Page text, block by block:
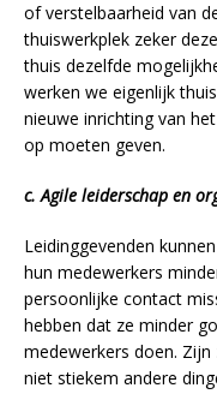
of verstelbaarheid van
thuiswerkplek zeker
thuis dezelfde
werken we eigenlijk
nieuwe inrichting van
op moeten geven.
c. Agile leiderschap en
Leidinggevenden
hun medewerkers
persoonlijke contact
hebben dat ze minder
medewerkers doen.
niet stiekem andere